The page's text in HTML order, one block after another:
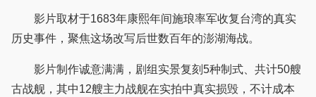
影片取材于1683年康熙年间施琅率军收复台湾的真实
历史事件，聚焦这场改写后世数百年的澎湖海战。
影片制作诚意满满，剧组实景复刻5种制式、共计50艘
古战舰，其中12艘主力战舰在实拍中真实损毁，不计成本